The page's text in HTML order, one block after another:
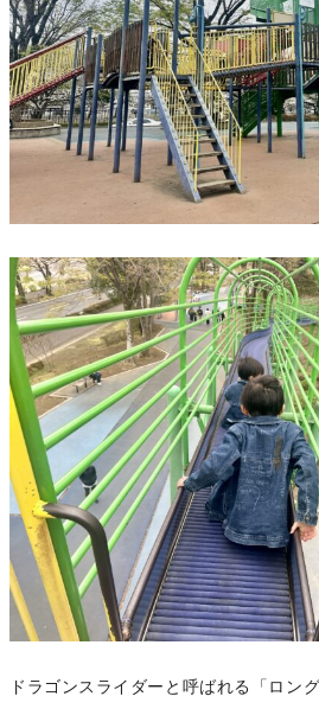
ドラゴンスライダーと呼ばれる「ロング